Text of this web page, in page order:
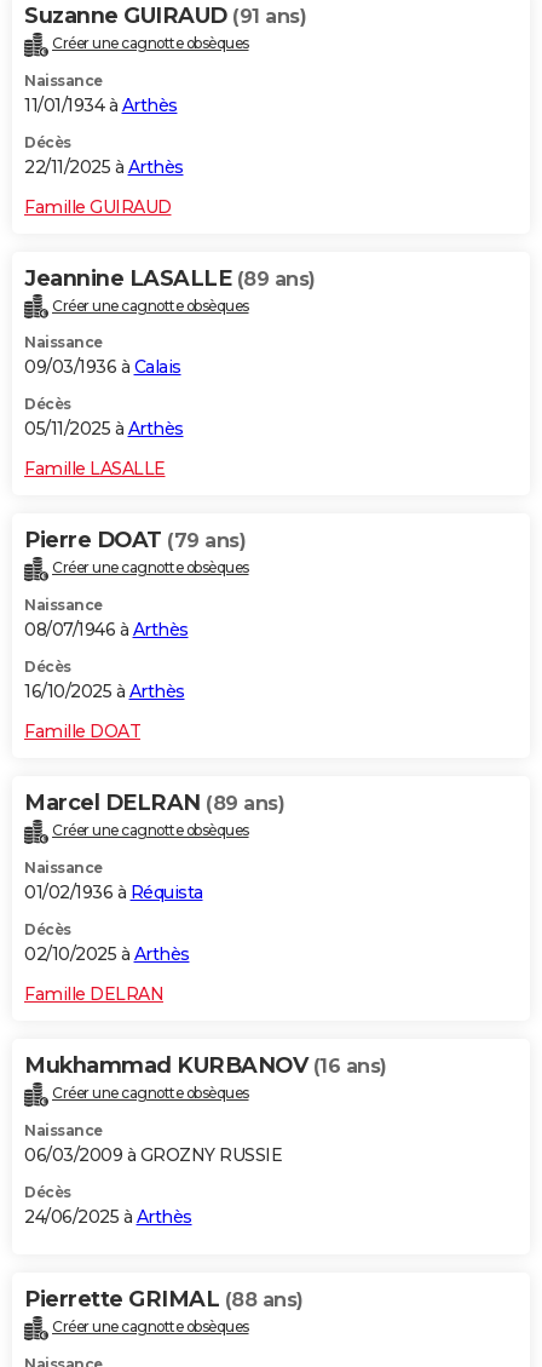
Suzanne GUIRAUD (91 ans)
Créer une cagnotte obsèques
Naissance
11/01/1934 à Arthès
Décès
22/11/2025 à Arthès
Famille GUIRAUD
Jeannine LASALLE (89 ans)
Créer une cagnotte obsèques
Naissance
09/03/1936 à Calais
Décès
05/11/2025 à Arthès
Famille LASALLE
Pierre DOAT (79 ans)
Créer une cagnotte obsèques
Naissance
08/07/1946 à Arthès
Décès
16/10/2025 à Arthès
Famille DOAT
Marcel DELRAN (89 ans)
Créer une cagnotte obsèques
Naissance
01/02/1936 à Réquista
Décès
02/10/2025 à Arthès
Famille DELRAN
Mukhammad KURBANOV (16 ans)
Créer une cagnotte obsèques
Naissance
06/03/2009 à GROZNY RUSSIE
Décès
24/06/2025 à Arthès
Pierrette GRIMAL (88 ans)
Créer une cagnotte obsèques